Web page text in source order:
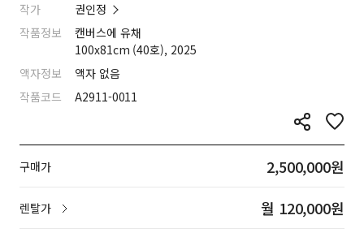
작가
권인정
작품정보
캔버스에 유채
100x81cm (40호), 2025
액자정보
액자 없음
작품코드
A2911-0011
구매가 2,500,000원
렌탈가 월 120,000원